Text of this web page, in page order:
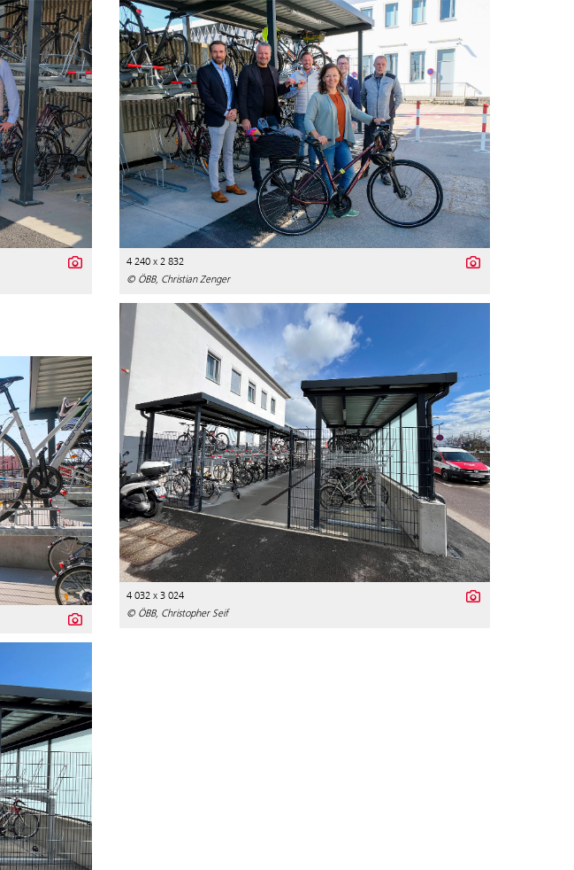
4 240 x 2 832
© ÖBB, Christian Zenger
4 032 x 3 024
© ÖBB, Christopher Seif